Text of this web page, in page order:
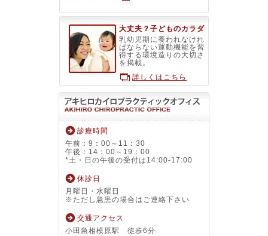
大丈夫？子どものカラダ
乳幼児期に養われなけれ
ばならない運動機能を習
得する環境造りの大切さ
を掲載。
詳しくはこちら
診療時間
午前：9：00～11：30
午後：14：00～19：00
*土・日の午後の受付は14:00-17:00
休診日
月曜日・水曜日
※ただし急患の場合はご連絡下さい
交通アクセス
小田急相模原駅 徒歩6分